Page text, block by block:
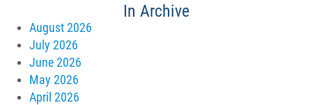
In Archive
August 2026
July 2026
June 2026
May 2026
April 2026